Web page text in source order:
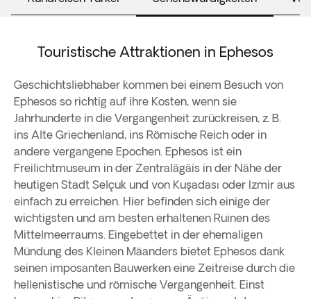
Touristische Attraktionen in Ephesos
Geschichtsliebhaber kommen bei einem Besuch von
Ephesos so richtig auf ihre Kosten, wenn sie
Jahrhunderte in die Vergangenheit zurückreisen, z. B.
ins Alte Griechenland, ins Römische Reich oder in
andere vergangene Epochen. Ephesos ist ein
Freilichtmuseum in der Zentralägäis in der Nähe der
heutigen Stadt Selçuk und von Kuşadası oder Izmir aus
einfach zu erreichen. Hier befinden sich einige der
wichtigsten und am besten erhaltenen Ruinen des
Mittelmeerraums. Eingebettet in der ehemaligen
Mündung des Kleinen Mäanders bietet Ephesos dank
seinen imposanten Bauwerken eine Zeitreise durch die
hellenistische und römische Vergangenheit. Einst